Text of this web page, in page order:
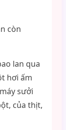
còn
lan qua
hơi ấm
sưởi
của thịt,